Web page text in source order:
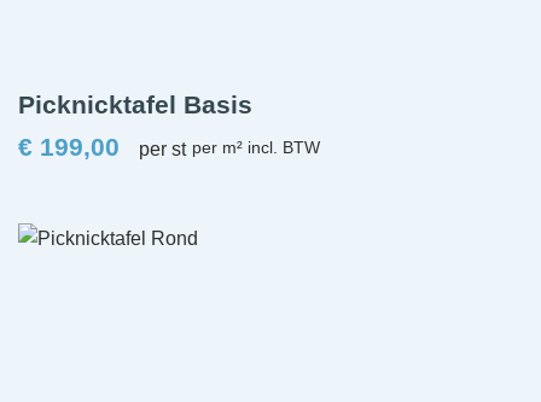
Picknicktafel Basis
€ 199,00 per st